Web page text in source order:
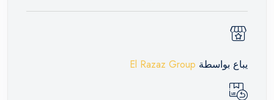
يباع بواسطة El Razaz Group